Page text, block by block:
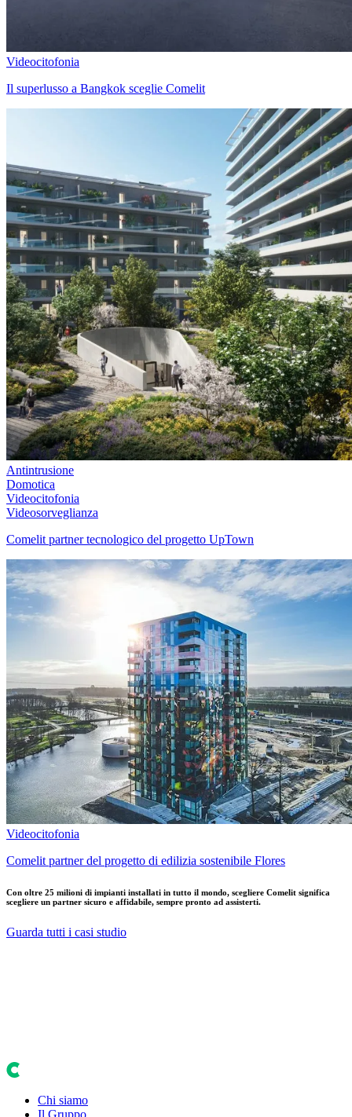
Videocitofonia
Il superlusso a Bangkok sceglie Comelit
Antintrusione
Domotica
Videocitofonia
Videosorveglianza
Comelit partner tecnologico del progetto UpTown
Videocitofonia
Comelit partner del progetto di edilizia sostenibile Flores
Con oltre 25 milioni di impianti installati in tutto il mondo, scegliere Comelit significa
scegliere un partner sicuro e affidabile, sempre pronto ad assisterti.
Guarda tutti i casi studio
Chi siamo